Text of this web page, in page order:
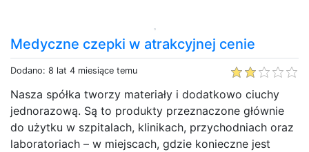
Medyczne czepki w atrakcyjnej cenie
Dodano: 8 lat 4 miesiące temu
Nasza spółka tworzy materiały i dodatkowo ciuchy
jednorazową. Są to produkty przeznaczone głównie
do użytku w szpitalach, klinikach, przychodniach oraz
laboratoriach – w miejscach, gdzie konieczne jest